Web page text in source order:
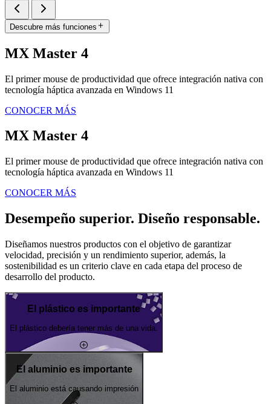
Descubre más funciones
MX Master 4
El primer mouse de productividad que ofrece integración nativa con
tecnología háptica avanzada en Windows 11
CONOCER MÁS
MX Master 4
El primer mouse de productividad que ofrece integración nativa con
tecnología háptica avanzada en Windows 11
CONOCER MÁS
Desempeño superior. Diseño responsable.
Diseñamos nuestros productos con el objetivo de garantizar
velocidad, precisión y un rendimiento superior, además, la
sostenibilidad es un criterio clave en cada etapa del proceso de
desarrollo del producto.
El plástico es importante
El plástico debería tener más de una vida.
El aluminio es importante
El aluminio está causando impresión